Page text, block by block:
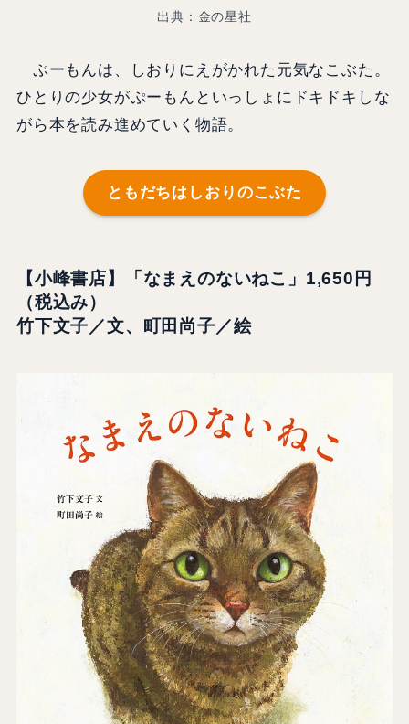
出典：金の星社
ぷーもんは、しおりにえがかれた元気なこぶた。
ひとりの少女がぷーもんといっしょにドキドキしな
がら本を読み進めていく物語。
ともだちはしおりのこぶた
【小峰書店】「なまえのないねこ」1,650円
（税込み）
竹下文子／文、町田尚子／絵